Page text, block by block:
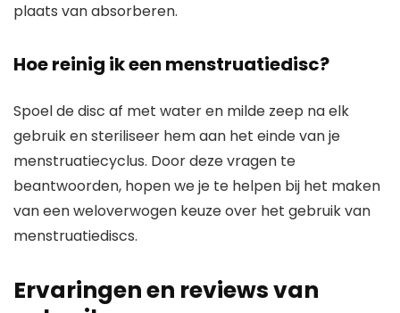
plaats van absorberen.
Hoe reinig ik een menstruatiedisc?
Spoel de disc af met water en milde zeep na elk
gebruik en steriliseer hem aan het einde van je
menstruatiecyclus. Door deze vragen te
beantwoorden, hopen we je te helpen bij het maken
van een weloverwogen keuze over het gebruik van
menstruatiediscs.
Ervaringen en reviews van